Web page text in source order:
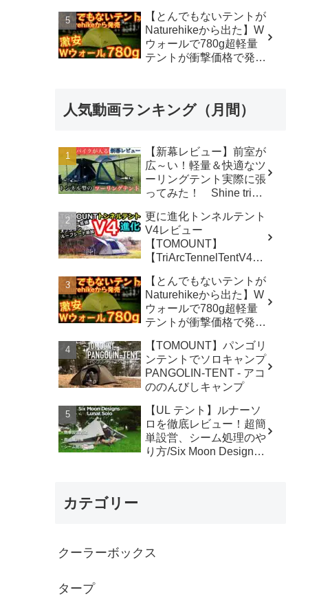
ダーストン ＃xdome1
#xdome2 #テント -
Yellowknife
Outdoorshop【イエロー
【とんでもないテントが
Naturehikeから出た】W
ウォールで780g超軽量
テントが衝撃価格で発売
【アウトドア】#855 -
人気動画ランキング（月間）
【新幕レビュー】前室が
広～い！軽量＆快適なツ
ーリングテント実際に張
ってみた！ Shine trip
な気分
更に進化トンネルテント
V4レビュー
【TOMOUNT】
【TriArcTennelTentV4】
カ】
【とんでもないテントが
Naturehikeから出た】W
ウォールで780g超軽量
テントが衝撃価格で発売
解説の保存版【ULギ
ア】【キャンプ道具】
【アウトドア】#855 -
Hurricane Camp / ハリケ
ーンキャンプ
【TOMOUNT】パンゴリ
ンテントでソロキャンプ
PANGOLIN-TENT - アコ
ののんびしキャンプ
【UL テント】ルナーソ
ロを徹底レビュー！超簡
単設営、シーム処理のや
り方/Six Moon Designs
カテゴリー
クーラーボックス
タープ